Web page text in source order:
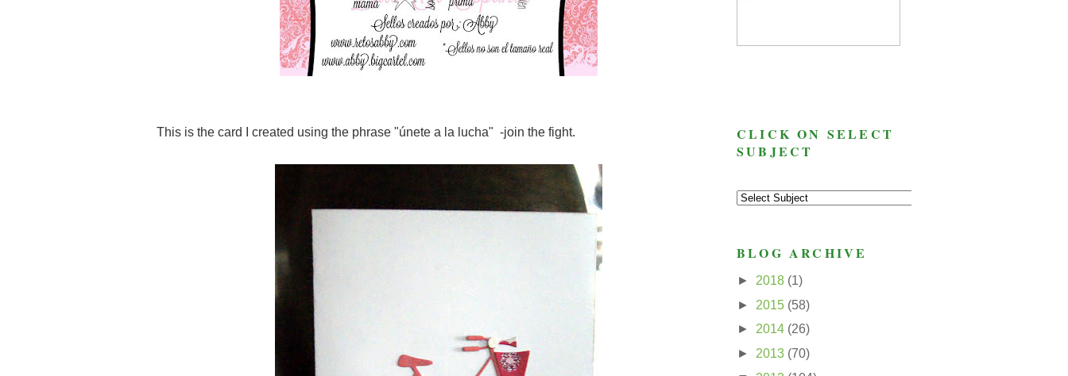
This is the card I created using the phrase "únete a la lucha" -join the fight.
CLICK ON SELECT
SUBJECT
BLOG ARCHIVE
► 2018 (1)
► 2015 (58)
► 2014 (26)
► 2013 (70)